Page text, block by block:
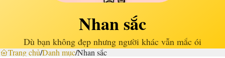
Nhan sắc
Dù bạn không đẹp nhưng người khác vẫn mắc ói
Trang chủ/Danh mục/Nhan sắc